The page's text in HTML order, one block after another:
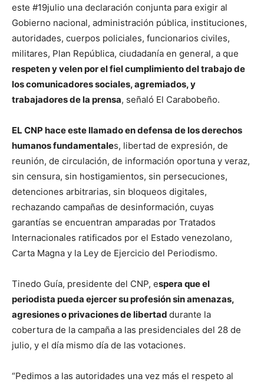
este #19julio una declaración conjunta para exigir al
Gobierno nacional, administración pública, instituciones,
autoridades, cuerpos policiales, funcionarios civiles,
militares, Plan República, ciudadanía en general, a que
respeten y velen por el fiel cumplimiento del trabajo de
los comunicadores sociales, agremiados, y
trabajadores de la prensa, señaló El Carabobeño.
EL CNP hace este llamado en defensa de los derechos
humanos fundamentales, libertad de expresión, de
reunión, de circulación, de información oportuna y veraz,
sin censura, sin hostigamientos, sin persecuciones,
detenciones arbitrarias, sin bloqueos digitales,
rechazando campañas de desinformación, cuyas
garantías se encuentran amparadas por Tratados
Internacionales ratificados por el Estado venezolano,
Carta Magna y la Ley de Ejercicio del Periodismo.
Tinedo Guía, presidente del CNP, espera que el
periodista pueda ejercer su profesión sin amenazas,
agresiones o privaciones de libertad durante la
cobertura de la campaña a las presidenciales del 28 de
julio, y el día mismo día de las votaciones.
“Pedimos a las autoridades una vez más el respeto al